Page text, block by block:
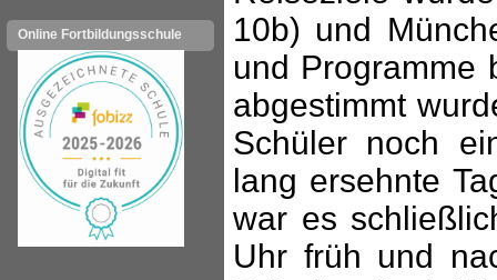
Online Fortbildungsschule
10b) und
und Programme
abgestimmt
Schüler noch
lang ersehnte
war es
Uhr früh und